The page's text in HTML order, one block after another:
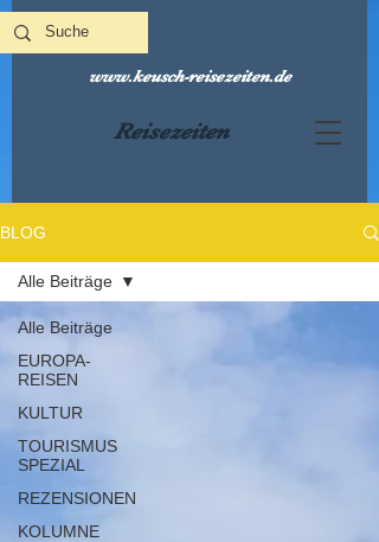
Reisezeiten
www.keusch-reisezeiten.de
BLOG
Alle Beiträge
EUROPA-
REISEN
KULTUR
TOURISMUS
SPEZIAL
REZENSIONEN
KOLUMNE
Alle Beiträge